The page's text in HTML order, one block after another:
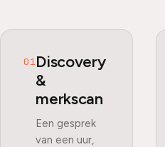
01Discovery
&
merkscan
Een gesprek
van een uur,